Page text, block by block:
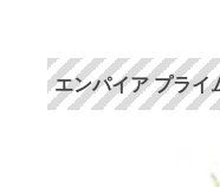
エンパイア プライ